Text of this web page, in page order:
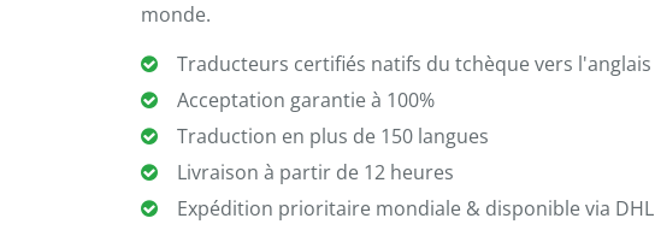
monde.
Traducteurs certifiés natifs du tchèque vers l'anglais
Acceptation garantie à 100%
Traduction en plus de 150 langues
Livraison à partir de 12 heures
Expédition prioritaire mondiale & disponible via DHL